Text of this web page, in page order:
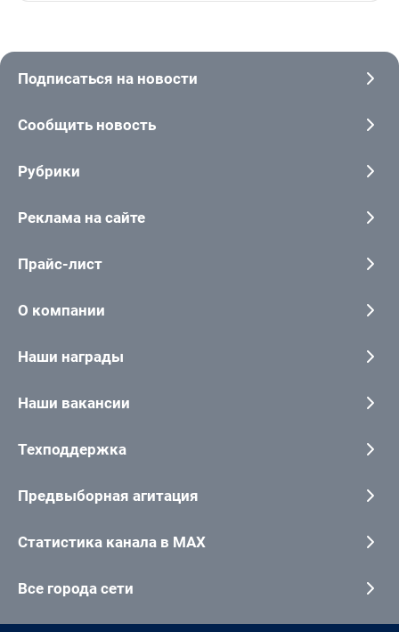
Подписаться на новости
Сообщить новость
Рубрики
Реклама на сайте
Прайс-лист
О компании
Наши награды
Наши вакансии
Техподдержка
Предвыборная агитация
Статистика канала в MAX
Все города сети